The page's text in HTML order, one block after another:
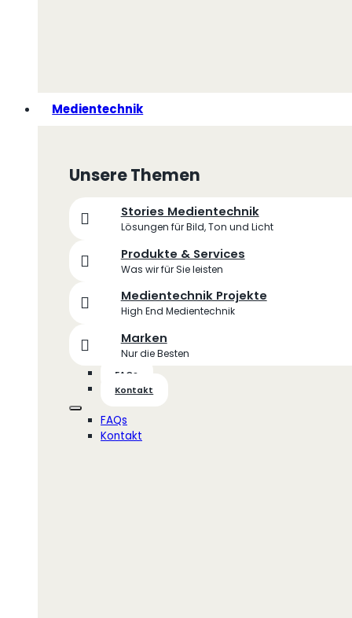
Medientechnik
Unsere Themen
Stories Medientechnik
Lösungen für Bild, Ton und Licht
Produkte & Services
Was wir für Sie leisten
Medientechnik Projekte
High End Medientechnik
Marken
Nur die Besten
FAQs
Kontakt
FAQs
Kontakt